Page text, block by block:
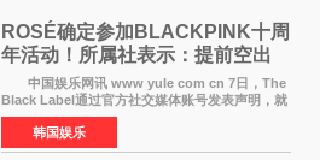
ROSÉ确定参加BLACKPINK十周
年活动！所属社表示：提前空出
了时间
中国娱乐网讯 www yule com cn 7日，The
Black Label通过官方社交媒体账号发表声明，就
近期网络上关于ROS&Eacute;个人行程及是否参
加BLACKPINK出道纪念活动的种种猜测作出正
式回应。 Th
韩国娱乐